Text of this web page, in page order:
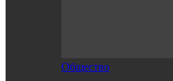
Общество